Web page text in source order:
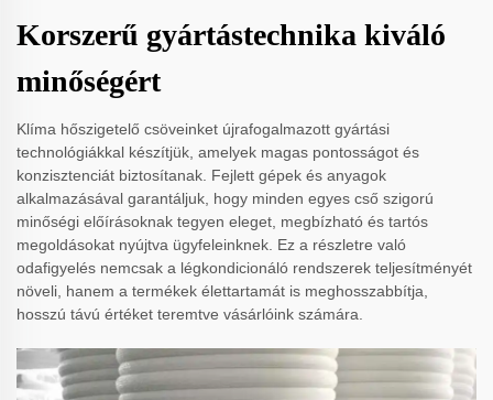
Korszerű gyártástechnika kiváló
minőségért
Klíma hőszigetelő csöveinket újrafogalmazott gyártási
technológiákkal készítjük, amelyek magas pontosságot és
konzisztenciát biztosítanak. Fejlett gépek és anyagok
alkalmazásával garantáljuk, hogy minden egyes cső szigorú
minőségi előírásoknak tegyen eleget, megbízható és tartós
megoldásokat nyújtva ügyfeleinknek. Ez a részletre való
odafigyelés nemcsak a légkondicionáló rendszerek teljesítményét
növeli, hanem a termékek élettartamát is meghosszabbítja,
hosszú távú értéket teremtve vásárlóink számára.